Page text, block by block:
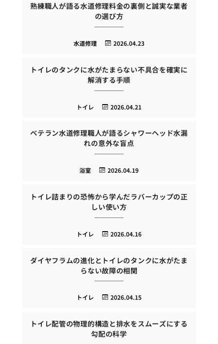
熟練職人が語る水道修理料金の裏側と誠実な業者
の選び方
2026.04.23
水道修理
トイレのタンクに水がたまらない不具合を確実に
解消する手順
2026.04.21
トイレ
ベテラン水道修理職人が語るシャワーヘッド水漏
れの意外な盲点
2026.04.19
浴室
トイレ詰まりの恐怖から学んだラバーカップの正
しい使い方
2026.04.16
トイレ
ダイヤフラムの進化とトイレのタンクに水がたま
らない故障の相関
2026.04.15
トイレ
トイレ配管の物理的構造と排水をスムーズにする
勾配の科学